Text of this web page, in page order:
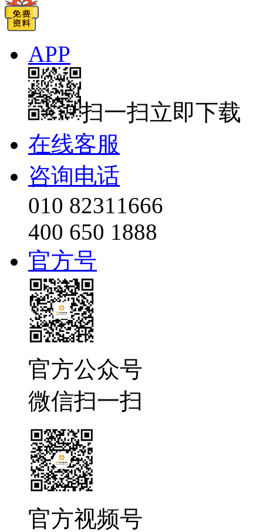
APP
扫一扫立即下载
在线客服
咨询电话
010 82311666
400 650 1888
官方号
官方公众号
微信扫一扫
官方视频号